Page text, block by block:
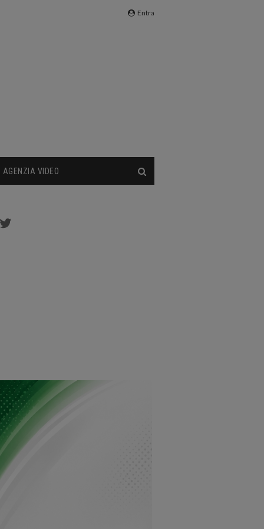
Entra
AGENZIA VIDEO